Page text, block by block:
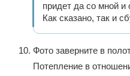
придет да со мной и
Как сказано, так и
Фото заверните в
Потепление в